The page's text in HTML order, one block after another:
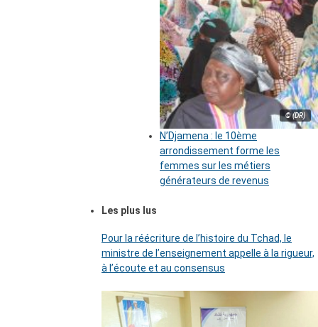
© (DR)
N’Djamena : le 10ème
arrondissement forme les
femmes sur les métiers
générateurs de revenus
Les plus lus
Pour la réécriture de l’histoire du Tchad, le
ministre de l’enseignement appelle à la rigueur,
à l’écoute et au consensus